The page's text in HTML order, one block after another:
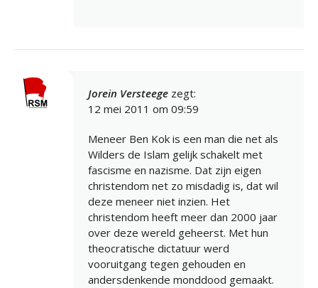
Jorein Versteege zegt:
12 mei 2011 om 09:59
Meneer Ben Kok is een man die net als
Wilders de Islam gelijk schakelt met
fascisme en nazisme. Dat zijn eigen
christendom net zo misdadig is, dat wil
deze meneer niet inzien. Het
christendom heeft meer dan 2000 jaar
over deze wereld geheerst. Met hun
theocratische dictatuur werd
vooruitgang tegen gehouden en
andersdenkende monddood gemaakt.